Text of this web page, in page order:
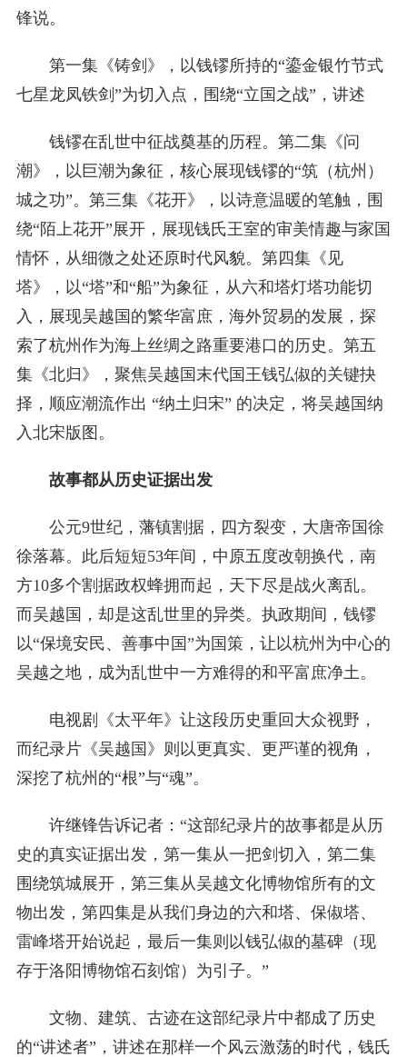
锋说。
第一集《铸剑》，以钱镠所持的“鎏金银竹节式
七星龙凤铁剑”为切入点，围绕“立国之战”，讲述
钱镠在乱世中征战奠基的历程。第二集《问
潮》，以巨潮为象征，核心展现钱镠的“筑（杭州）
城之功”。第三集《花开》，以诗意温暖的笔触，围
绕“陌上花开”展开，展现钱氏王室的审美情趣与家国
情怀，从细微之处还原时代风貌。第四集《见
塔》，以“塔”和“船”为象征，从六和塔灯塔功能切
入，展现吴越国的繁华富庶，海外贸易的发展，探
索了杭州作为海上丝绸之路重要港口的历史。第五
集《北归》，聚焦吴越国末代国王钱弘俶的关键抉
择，顺应潮流作出 “纳土归宋” 的决定，将吴越国纳
入北宋版图。
故事都从历史证据出发
公元9世纪，藩镇割据，四方裂变，大唐帝国徐
徐落幕。此后短短53年间，中原五度改朝换代，南
方10多个割据政权蜂拥而起，天下尽是战火离乱。
而吴越国，却是这乱世里的异类。执政期间，钱镠
以“保境安民、善事中国”为国策，让以杭州为中心的
吴越之地，成为乱世中一方难得的和平富庶净土。
电视剧《太平年》让这段历史重回大众视野，
而纪录片《吴越国》则以更真实、更严谨的视角，
深挖了杭州的“根”与“魂”。
许继锋告诉记者：“这部纪录片的故事都是从历
史的真实证据出发，第一集从一把剑切入，第二集
围绕筑城展开，第三集从吴越文化博物馆所有的文
物出发，第四集是从我们身边的六和塔、保俶塔、
雷峰塔开始说起，最后一集则以钱弘俶的墓碑（现
存于洛阳博物馆石刻馆）为引子。”
文物、建筑、古迹在这部纪录片中都成了历史
的“讲述者”，讲述在那样一个风云激荡的时代，钱氏